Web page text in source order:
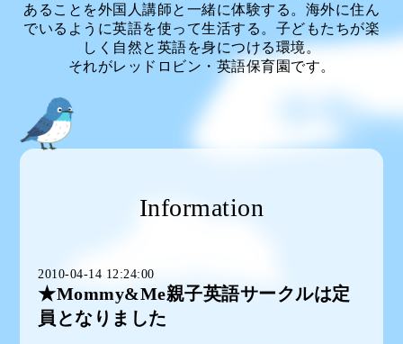
あることを外国人講師と一緒に体験する。海外に住ん
でいるように英語を使って生活する。子どもたちが楽
しく自然と英語を身につける環境。
それがレッドロビン・英語保育園です。
Information
2010-04-14 12:24:00
★Mommy&Me親子英語サークルは定
員となりました